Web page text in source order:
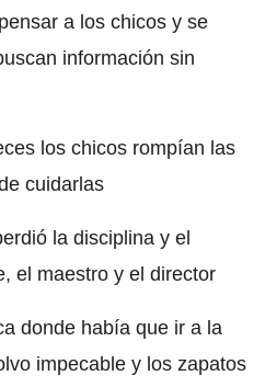
a los chicos y se
información sin
los chicos rompían las
cuidarlas
la disciplina y el
el maestro y el director
donde había que ir a la
impecable y los zapatos